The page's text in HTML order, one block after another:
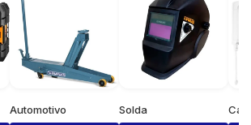
Automotivo Solda